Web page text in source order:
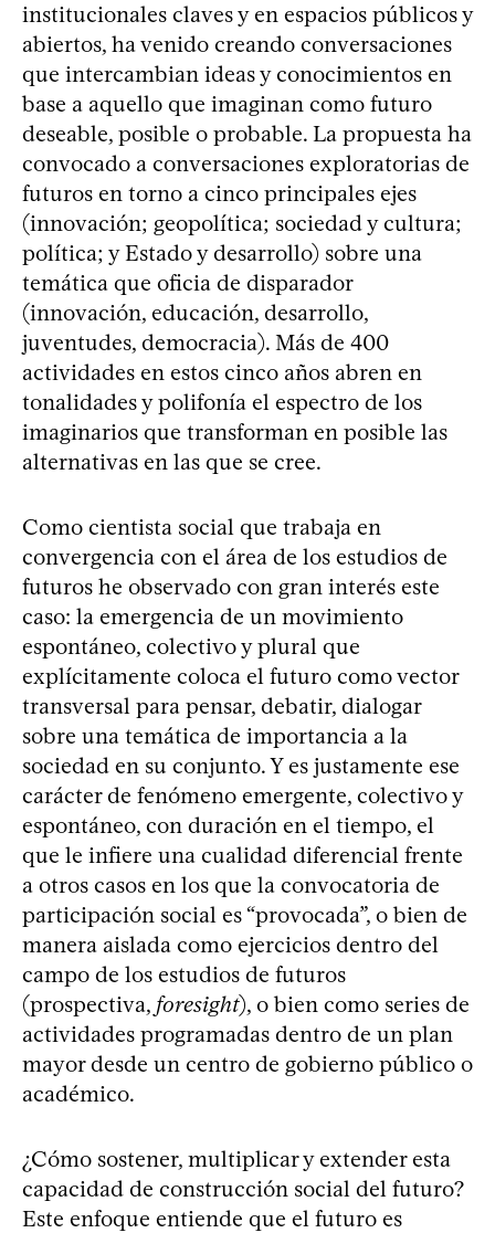
institucionales claves y en espacios públicos y
abiertos, ha venido creando conversaciones
que intercambian ideas y conocimientos en
base a aquello que imaginan como futuro
deseable, posible o probable. La propuesta ha
convocado a conversaciones exploratorias de
futuros en torno a cinco principales ejes
(innovación; geopolítica; sociedad y cultura;
política; y Estado y desarrollo) sobre una
temática que oficia de disparador
(innovación, educación, desarrollo,
juventudes, democracia). Más de 400
actividades en estos cinco años abren en
tonalidades y polifonía el espectro de los
imaginarios que transforman en posible las
alternativas en las que se cree.
Como cientista social que trabaja en
convergencia con el área de los estudios de
futuros he observado con gran interés este
caso: la emergencia de un movimiento
espontáneo, colectivo y plural que
explícitamente coloca el futuro como vector
transversal para pensar, debatir, dialogar
sobre una temática de importancia a la
sociedad en su conjunto. Y es justamente ese
carácter de fenómeno emergente, colectivo y
espontáneo, con duración en el tiempo, el
que le infiere una cualidad diferencial frente
a otros casos en los que la convocatoria de
participación social es “provocada”, o bien de
manera aislada como ejercicios dentro del
campo de los estudios de futuros
(prospectiva, foresight), o bien como series de
actividades programadas dentro de un plan
mayor desde un centro de gobierno público o
académico.
¿Cómo sostener, multiplicar y extender esta
capacidad de construcción social del futuro?
Este enfoque entiende que el futuro es